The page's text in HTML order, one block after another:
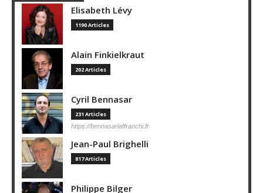
Elisabeth Lévy
1190 Articles
Alain Finkielkraut
202 Articles
Cyril Bennasar
231 Articles
https://bennasarlaffranchi.fr
Jean-Paul Brighelli
817 Articles
Philippe Bilger